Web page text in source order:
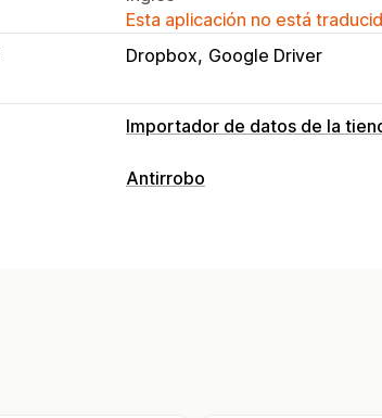
Esta aplicación no está
Dropbox Google Driver
Importador de datos de la
Antirrobo